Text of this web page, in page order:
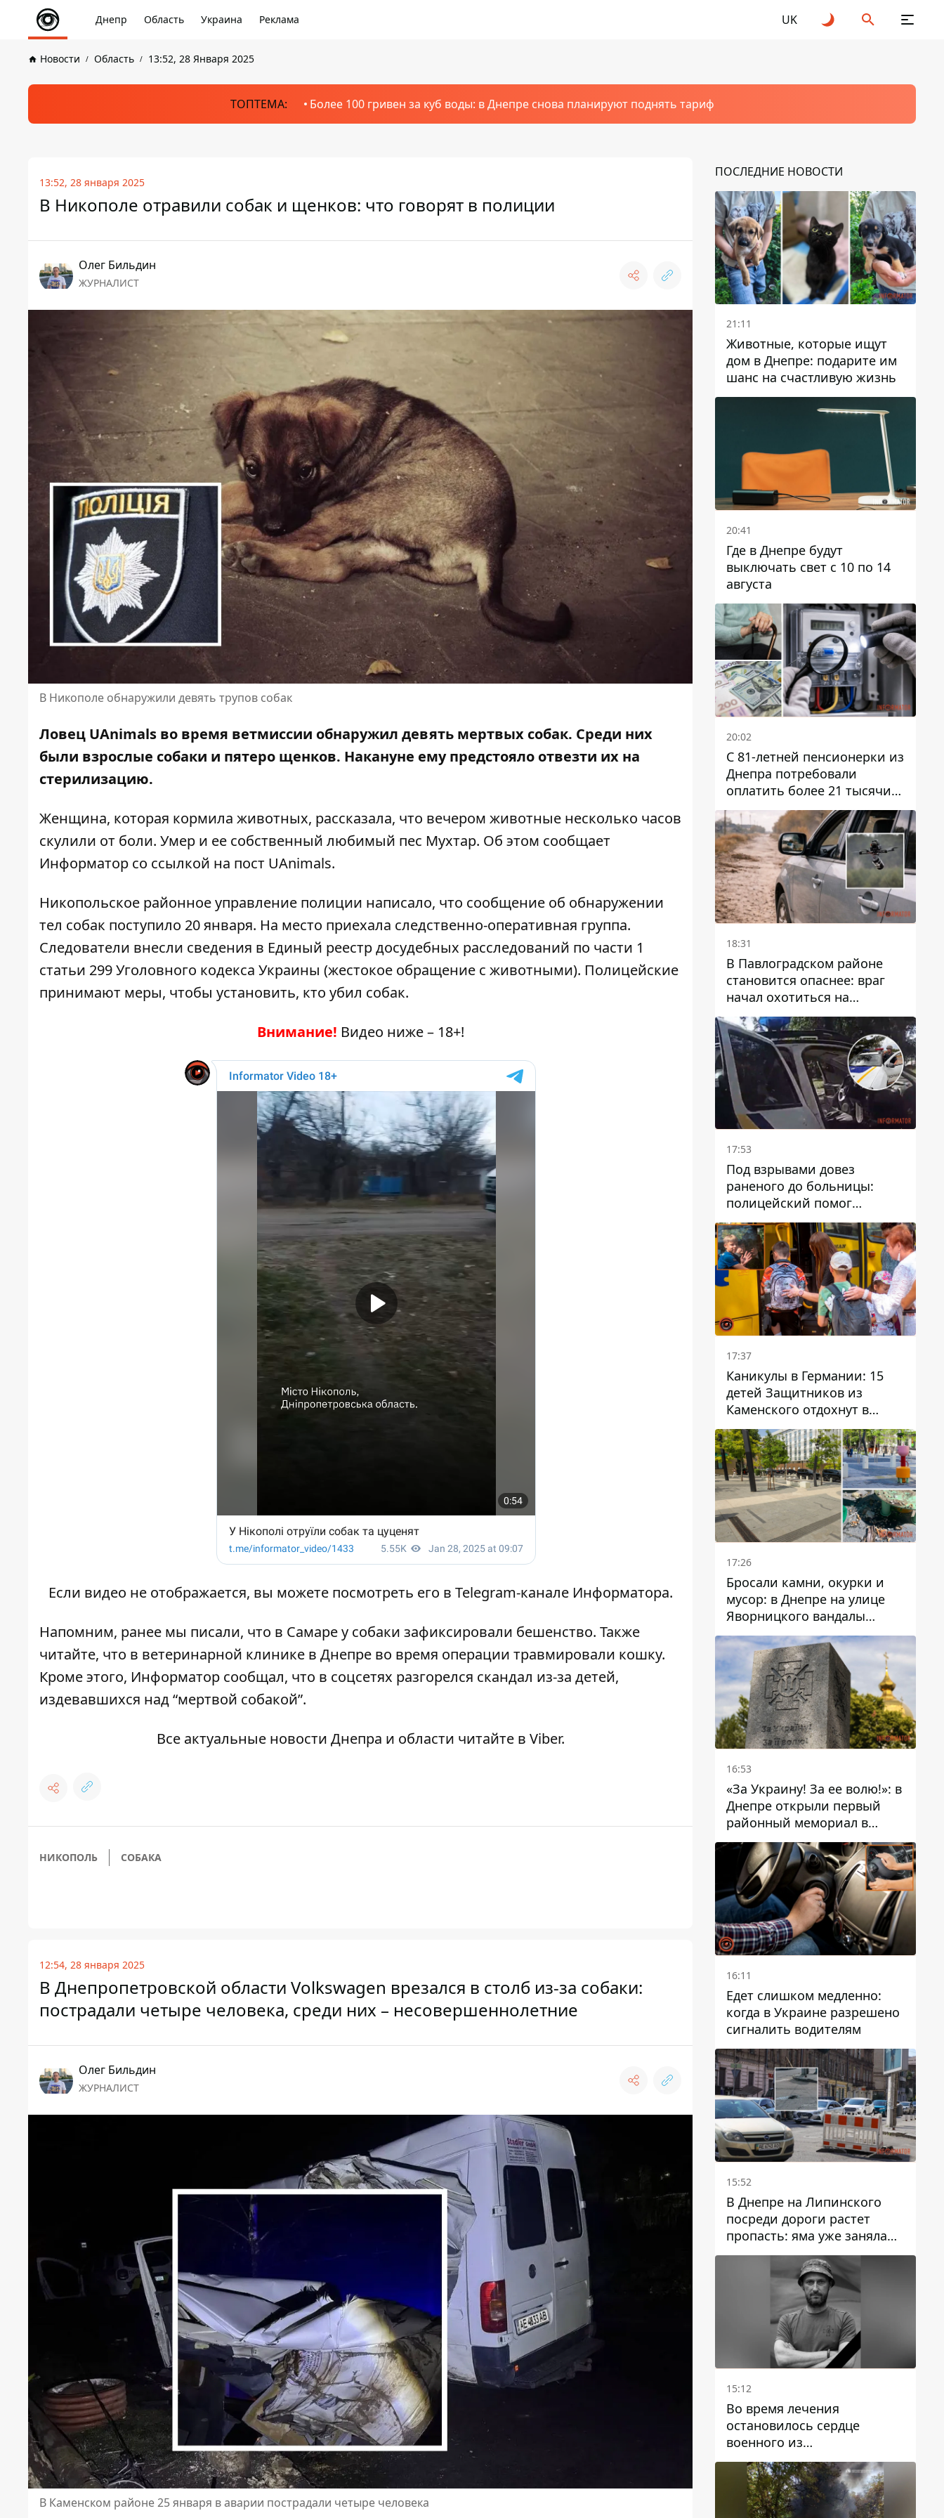
Днепр Область Украина Реклама UK
Новости Область 13:52, 28 Января 2025
ТОПТЕМА: Более 100 гривен за куб воды: в Днепре снова планируют поднять тариф
13:52, 28 января 2025
В Никополе отравили собак и щенков: что говорят в полиции
Олег Бильдин
ЖУРНАЛИСТ
В Никополе обнаружили девять трупов собак
Ловец UAnimals во время ветмиссии обнаружил девять мертвых собак. Среди них
были взрослые собаки и пятеро щенков. Накануне ему предстояло отвезти их на
стерилизацию.
Женщина, которая кормила животных, рассказала, что вечером животные несколько часов
скулили от боли. Умер и ее собственный любимый пес Мухтар. Об этом сообщает
Информатор со ссылкой на пост UAnimals.
Никопольское районное управление полиции написало, что сообщение об обнаружении
тел собак поступило 20 января. На место приехала следственно-оперативная группа.
Следователи внесли сведения в Единый реестр досудебных расследований по части 1
статьи 299 Уголовного кодекса Украины (жестокое обращение с животными). Полицейские
принимают меры, чтобы установить, кто убил собак.
Внимание! Видео ниже – 18+!
Если видео не отображается, вы можете посмотреть его в Telegram-канале Информатора.
Напомним, ранее мы писали, что в Самареу собаки зафиксировали бешенство. Также
читайте, что в ветеринарной клинике в Днепре во время операции травмировали кошку.
Кроме этого, Информатор сообщал, что в соцсетях разгорелся скандал из-за детей,
издевавшихся над “мертвой собакой”.
Все актуальные новости Днепра и области читайте в Viber.
НИКОПОЛЬ СОБАКА
12:54, 28 января 2025
В Днепропетровской области Volkswagen врезался в столб из-за собаки:
пострадали четыре человека, среди них – несовершеннолетние
Олег Бильдин
ЖУРНАЛИСТ
В Каменском районе 25 января в аварии пострадали четыре человека
ПОСЛЕДНИЕ НОВОСТИ
21:11
Животные, которые ищут
дом в Днепре: подарите им
шанс на счастливую жизнь
20:41
Где в Днепре будут
выключать свет с 10 по 14
августа
20:02
С 81-летней пенсионерки из
Днепра потребовали
оплатить более 21 тысячи
гривен за "вмешательство в
работу счетчика"
18:31
В Павлоградском районе
становится опаснее: враг
начал охотиться на
гражданский и военный
транспорт
17:53
Под взрывами довез
раненого до больницы:
полицейский помог
пострадавшему после атаки
на Каменский район
17:37
Каникулы в Германии: 15
детей Защитников из
Каменского отдохнут в
Вуппертале
17:26
Бросали камни, окурки и
мусор: в Днепре на улице
Яворницкого вандалы
повредили питьевые
фонтаны
16:53
«За Украину! За ее волю!»: в
Днепре открыли первый
районный мемориал в
честь погибших
Защитников
16:11
Едет слишком медленно:
когда в Украине разрешено
сигналить водителям
15:52
В Днепре на Липинского
посреди дороги растет
пропасть: яма уже заняла
полосу движения
15:12
Во время лечения
остановилось сердце
военного из
Днепропетровской области
Ростислава Лупашко